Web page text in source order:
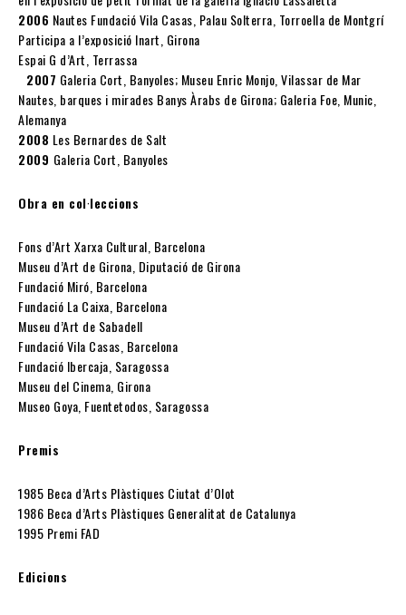
2006 Nautes Fundació Vila Casas, Palau Solterra, Torroella de Montgrí
Participa a l’exposició Inart, Girona
Espai G d’Art, Terrassa
2007 Galeria Cort, Banyoles; Museu Enric Monjo, Vilassar de Mar
Nautes, barques i mirades Banys Àrabs de Girona; Galeria Foe, Munic,
Alemanya
2008 Les Bernardes de Salt
2009 Galeria Cort, Banyoles
Obra en col·leccions
Fons d’Art Xarxa Cultural, Barcelona
Museu d’Art de Girona, Diputació de Girona
Fundació Miró, Barcelona
Fundació La Caixa, Barcelona
Museu d’Art de Sabadell
Fundació Vila Casas, Barcelona
Fundació Ibercaja, Saragossa
Museu del Cinema, Girona
Museo Goya, Fuentetodos, Saragossa
Premis
1985 Beca d’Arts Plàstiques Ciutat d’Olot
1986 Beca d’Arts Plàstiques Generalitat de Catalunya
1995 Premi FAD
Edicions